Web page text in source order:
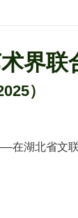
界联
）
在湖北省文